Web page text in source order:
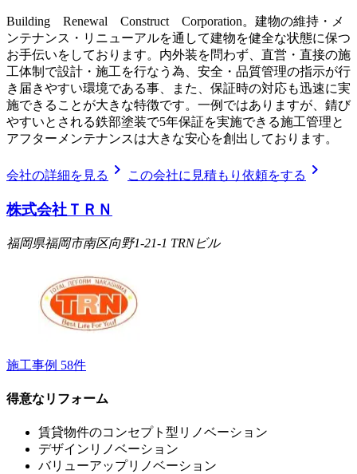
Building Renewal Construct Corporation。建物の維持・メ
ンテナンス・リニューアルを通して建物を健全な状態に保つ
お手伝いをしております。内外装を問わず、直営・直接の施
工体制で設計・施工を行なう為、安全・品質管理の指示が行
き届きやすい環境である事、また、保証時の対応も迅速に実
施できることが大きな特徴です。一例ではありますが、錆び
やすいとされる鉄部塗装で5年保証を実施できる施工管理と
アフターメンテナンスは大きな安心を創出しております。
会社の詳細を見る chevron_right この会社に見積もり依頼をする chevron_right
株式会社ＴＲＮ
福岡県福岡市南区向野1-21-1 TRNビル
施工事例 58件
得意なリフォーム
賃貸物件のコンセプト型リノベーション
デザインリノベーション
バリューアップリノベーション